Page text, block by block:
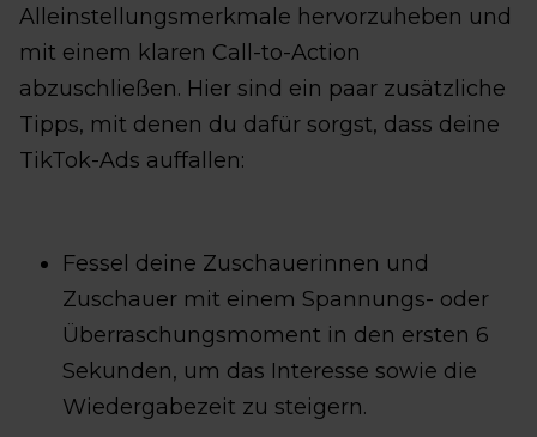
Alleinstellungsmerkmale hervorzuheben und
mit einem klaren Call-to-Action
abzuschließen. Hier sind ein paar zusätzliche
Tipps, mit denen du dafür sorgst, dass deine
TikTok-Ads auffallen:
Fessel deine Zuschauerinnen und
Zuschauer mit einem Spannungs- oder
Überraschungsmoment in den ersten 6
Sekunden, um das Interesse sowie die
Wiedergabezeit zu steigern.